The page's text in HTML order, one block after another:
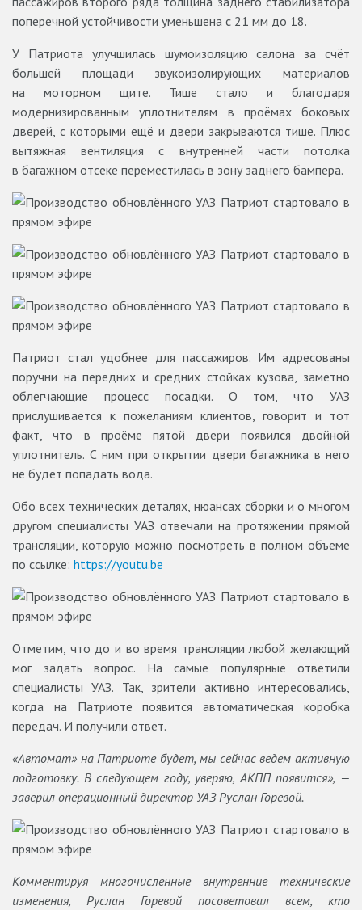
поперечной устойчивости уменьшена с 21 мм до 18.
У Патриота улучшилась шумоизоляцию салона за счёт
большей площади звукоизолирующих материалов
на моторном щите. Тише стало и благодаря
модернизированным уплотнителям в проёмах боковых
дверей, с которыми ещё и двери закрываются тише. Плюс
вытяжная вентиляция с внутренней части потолка
в багажном отсеке переместилась в зону заднего бампера.
Патриот стал удобнее для пассажиров. Им адресованы
поручни на передних и средних стойках кузова, заметно
облегчающие процесс посадки. О том, что УАЗ
прислушивается к пожеланиям клиентов, говорит и тот
факт, что в проёме пятой двери появился двойной
уплотнитель. С ним при открытии двери багажника в него
не будет попадать вода.
Обо всех технических деталях, нюансах сборки и о многом
другом специалисты УАЗ отвечали на протяжении прямой
трансляции, которую можно посмотреть в полном объеме
по ссылке: https://youtu.be
Отметим, что до и во время трансляции любой желающий
мог задать вопрос. На самые популярные ответили
специалисты УАЗ. Так, зрители активно интересовались,
когда на Патриоте появится автоматическая коробка
передач. И получили ответ.
«Автомат» на Патриоте будет, мы сейчас ведем активную
подготовку. В следующем году, уверяю, АКПП появится», —
заверил операционный директор УАЗ Руслан Горевой.
Комментируя многочисленные внутренние технические
изменения, Руслан Горевой посоветовал всем, кто